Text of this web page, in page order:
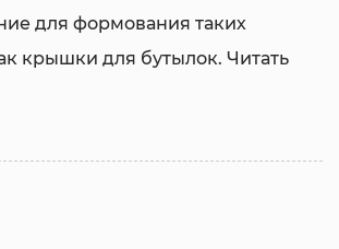
для формования таких
крышки для бутылок. Читать